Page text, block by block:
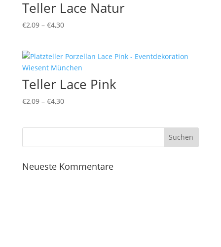
Teller Lace Natur
€2,09– €4,30
Teller Lace Pink
€2,09– €4,30
Neueste Kommentare